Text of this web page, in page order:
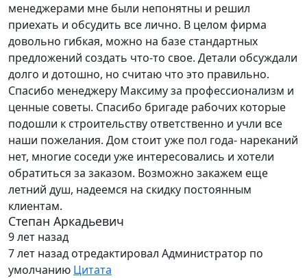
менеджерами мне были непонятны и решил
приехать и обсудить все лично. В целом фирма
довольно гибкая, можно на базе стандартных
предложений создать что-то свое. Детали обсуждали
долго и дотошно, но считаю что это правильно.
Спасибо менеджеру Максиму за профессионализм и
ценные советы. Спасибо бригаде рабочих которые
подошли к строительству ответственно и учли все
наши пожелания. Дом стоит уже пол года- нареканий
нет, многие соседи уже интересовались и хотели
обратиться за заказом. Возможно закажем еще
летний душ, надеемся на скидку постоянным
клиентам.
Степан Аркадьевич
9 лет назад
7 лет назад отредактировал Администратор по
умолчанию Цитата